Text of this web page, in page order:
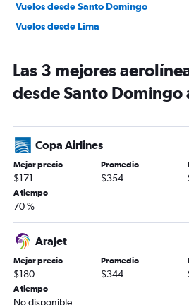
Vuelos desde Santo Domingo
Vuelos desde Lima
Las 3 mejores
desde Santo Domingo
Copa Airlines
Mejor precio
$171
Promedio
$354
A tiempo
70 %
Arajet
Mejor precio
$180
Promedio
$344
A tiempo
No disponible